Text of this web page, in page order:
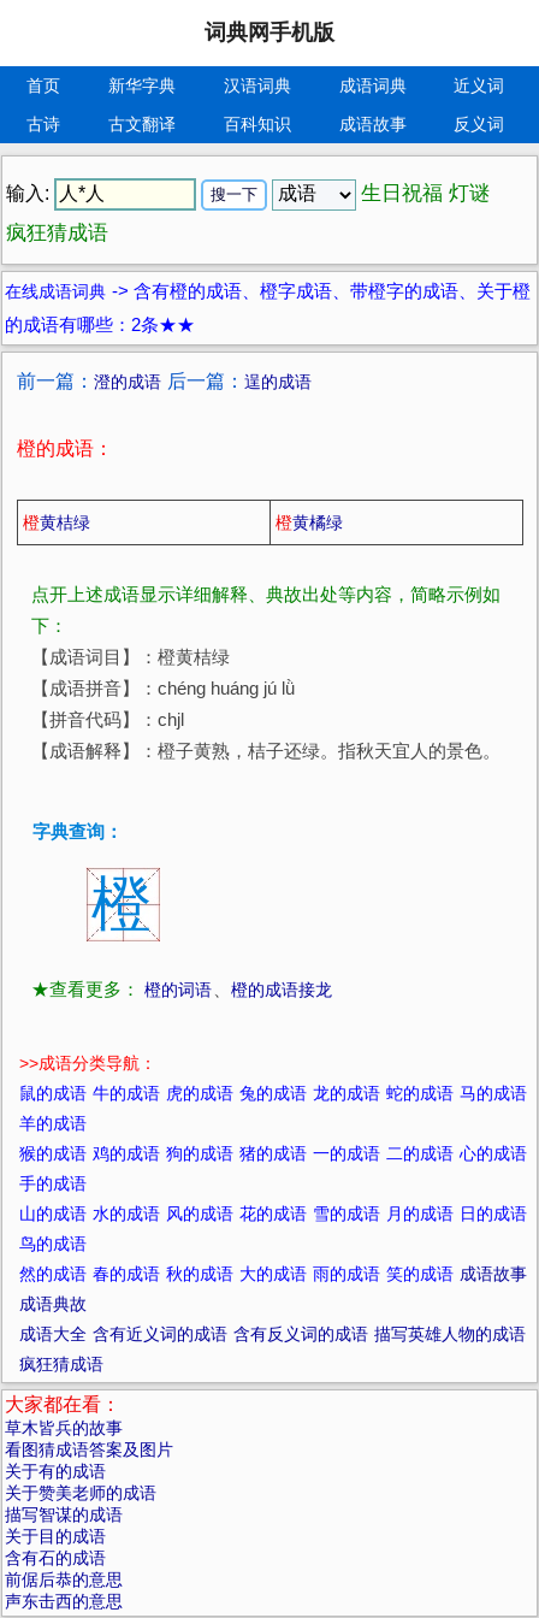
词典网手机版
首页 新华字典 汉语词典 成语词典
近义词
古诗
古文翻译 百科知识 成语故事 反义词
输入: 生日祝福 灯谜
疯狂猜成语
在线成语词典 -> 含有橙的成语、橙字成语、带橙字的成语、关于橙
的成语有哪些：2条★★
前一篇： 澄的成语 后一篇： 逞的成语
橙的成语：
橙黄桔绿 橙黄橘绿
点开上述成语显示详细解释、典故出处等内容，简略示例如
下：
【成语词目】：橙黄桔绿
【成语拼音】：chéng huáng jú lǜ
【拼音代码】：chjl
【成语解释】：橙子黄熟，桔子还绿。指秋天宜人的景色。
字典查询：
橙
★查看更多： 橙的词语 橙的成语接龙
>>成语分类导航：
鼠的成语 牛的成语 虎的成语 兔的成语 龙的成语 蛇的成语 马的成语
羊的成语
猴的成语 鸡的成语 狗的成语 猪的成语 一的成语 二的成语 心的成语
手的成语
山的成语 水的成语 风的成语 花的成语 雪的成语 月的成语 日的成语
鸟的成语
然的成语 春的成语 秋的成语 大的成语 雨的成语 笑的成语 成语故事
成语典故
成语大全 含有近义词的成语 含有反义词的成语 描写英雄人物的成语
疯狂猜成语
大家都在看：
草木皆兵的故事
看图猜成语答案及图片
关于有的成语
关于赞美老师的成语
描写智谋的成语
关于目的成语
含有石的成语
前倨后恭的意思
声东击西的意思